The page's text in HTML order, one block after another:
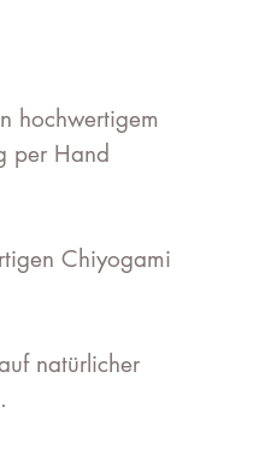
hochwertigem
per Hand
Chiyogami
natürlicher